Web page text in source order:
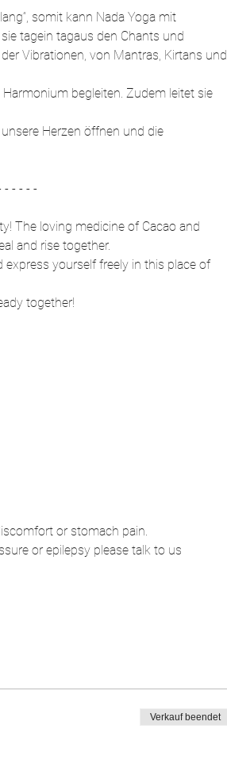
somit kann Nada Yoga mit
tagein tagaus den Chants und
Vibrationen, von Mantras, Kirtans und
begleiten. Zudem leitet sie
Herzen öffnen und die
- - - - -
The loving medicine of Cacao and
and rise together.
yourself freely in this place of
together!
or stomach pain.
or epilepsy please talk to us
Verkauf beendet